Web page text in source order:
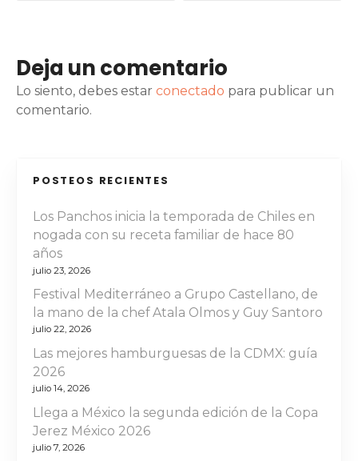
g
a
Deja un comentario
Lo siento, debes estar conectado para publicar un
comentario.
POSTEOS RECIENTES
Los Panchos inicia la temporada de Chiles en
nogada con su receta familiar de hace 80
años
julio 23, 2026
Festival Mediterráneo a Grupo Castellano, de
la mano de la chef Atala Olmos y Guy Santoro
julio 22, 2026
Las mejores hamburguesas de la CDMX: guía
2026
julio 14, 2026
Llega a México la segunda edición de la Copa
Jerez México 2026
julio 7, 2026